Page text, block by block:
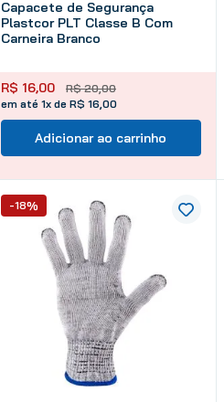
Capacete de Segurança
Plastcor PLT Classe B Com
Carneira Branco
R$ 20,00
R$ 16,00
em até 1x de R$ 16,00
Adicionar ao carrinho
-18%